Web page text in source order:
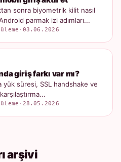
sonra biyometrik kilit nasıl
parmak izi adımları...
· 03.06.2026
giriş farkı var mı?
yük süresi, SSL handshake ve
· 28.05.2026
arşivi